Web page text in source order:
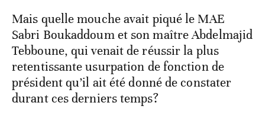
Mais quelle mouche avait piqué le MAE
Sabri Boukaddoum et son maître Abdelmajid
Tebboune, qui venait de réussir la plus
retentissante usurpation de fonction de
président qu’il ait été donné de constater
durant ces derniers temps?